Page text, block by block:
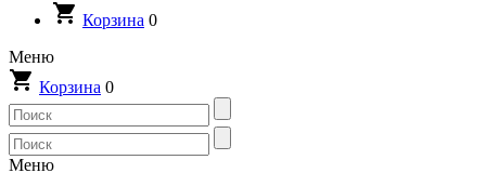
Корзина 0
Меню
Корзина 0
Меню